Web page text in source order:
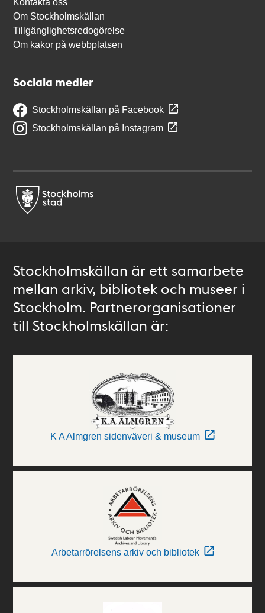
Kontakta oss
Om Stockholmskällan
Tillgänglighetsredogörelse
Om kakor på webbplatsen
Sociala medier
Stockholmskällan på Facebook
Stockholmskällan på Instagram
Stockholmskällan är ett samarbete
mellan arkiv, bibliotek och museer i
Stockholm. Partnerorganisationer
till Stockholmskällan är:
K A Almgren sidenväveri & museum
Arbetarrörelsens arkiv och bibliotek